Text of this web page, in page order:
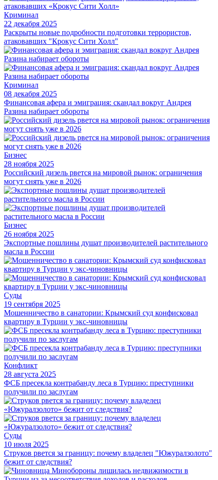
Криминал
22 декабря 2025
Раскрыты новые подробности подготовки террористов,
атаковавших "Крокус Сити Холл"
Криминал
08 декабря 2025
Финансовая афера и эмиграция: скандал вокруг Андрея
Разина набирает обороты
Бизнес
28 ноября 2025
Российский дизель рвется на мировой рынок: ограничения
могут снять уже в 2026
Бизнес
26 ноября 2025
Экспортные пошлины душат производителей растительного
масла в России
Суды
19 сентября 2025
Мошенничество в санатории: Крымский суд конфисковал
квартиру в Турции у экс-чиновницы
Конфликт
28 августа 2025
ФСБ пресекла контрабанду леса в Турцию: преступники
получили по заслугам
Суды
10 июля 2025
Струков рвется за границу: почему владелец "Южуралзолото"
бежит от следствия?